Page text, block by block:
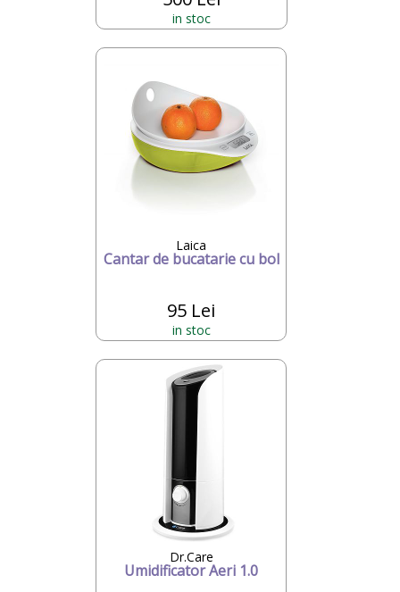
in stoc
Laica
Cantar de bucatarie cu bol
95 Lei
in stoc
Dr.Care
Umidificator Aeri 1.0